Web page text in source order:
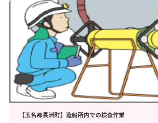
【玉名郡長洲町】造船所内での検査作業